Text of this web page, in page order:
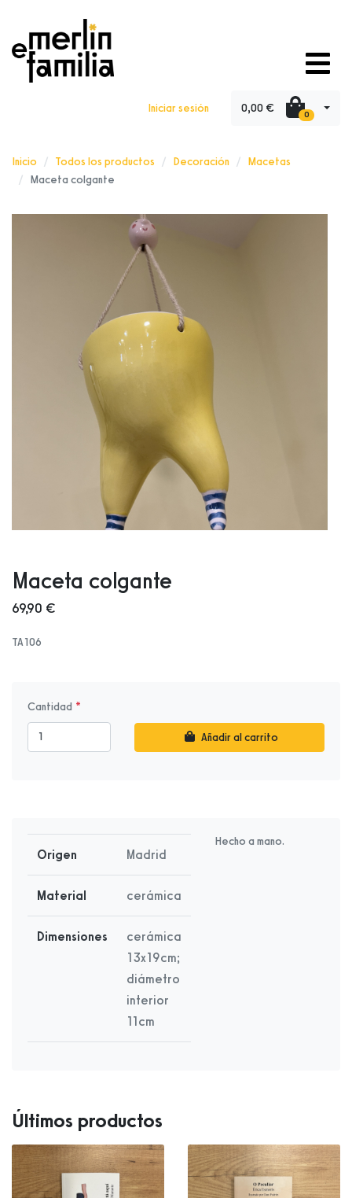
Iniciar sesión 0,00 € 0
Inicio Todos los productos Decoración
Macetas
Maceta colgante
Maceta colgante
69,90 €
TA106
Cantidad
Añadir al carrito
Origen Madrid
Material cerámica
Dimensiones
cerámica
13x19cm;
diámetro
interior
11cm
Hecho a mano.
Últimos productos